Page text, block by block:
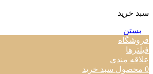
سبد خرید
بستن
فروشگاه
فیلترها
علاقه مندی
0 محصول سبد خرید